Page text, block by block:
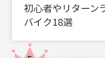
初心者やリターン
バイク18選